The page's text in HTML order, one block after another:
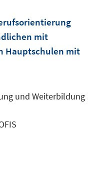
mit
Hauptschulen mit
und Weiterbildung